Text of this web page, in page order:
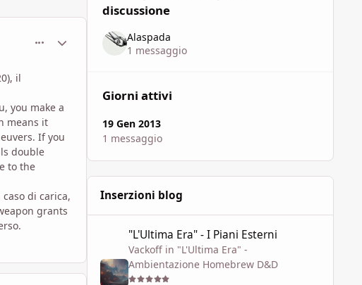
comment_802027
Statistiche Autore
il
you make a
means it
If you
double
to the
di carica,
grants
discussione
Alaspada
1 messaggio
Giorni attivi
19 Gen 2013
1 messaggio
Inserzioni blog
"L'Ultima Era" - I Piani Esterni
Vackoffin "L'Ultima Era" -
Ambientazione Homebrew D&D